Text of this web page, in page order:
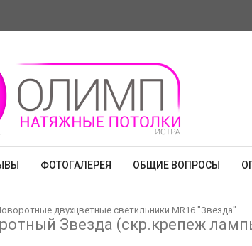
ФОТОГАЛЕРЕЯ ОБЩИЕ ВОПРОСЫ
двухцветные светильники MR16 "Звезда"
Звезда (скр.крепеж